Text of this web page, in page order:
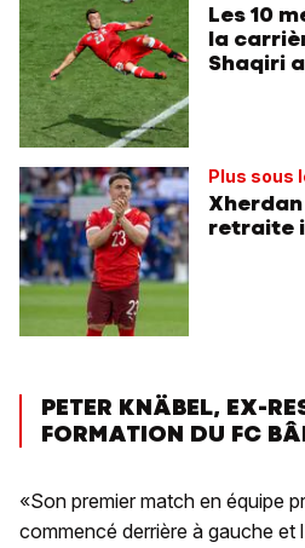
Les 10
la
Shaqiri
Plus sous
retraite
PETER KNÄBEL, EX-
FORMATION DU FC
«Son premier match en équipe
commencé derrière à gauche et